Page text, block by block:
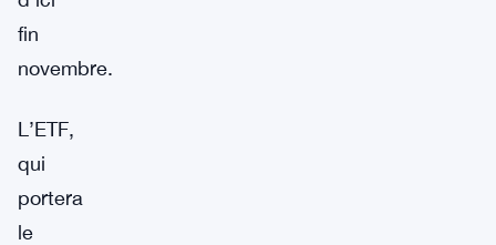
fin
novembre.
L’ETF,
qui
portera
le